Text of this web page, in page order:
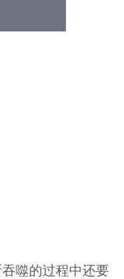
噬的过程中还要